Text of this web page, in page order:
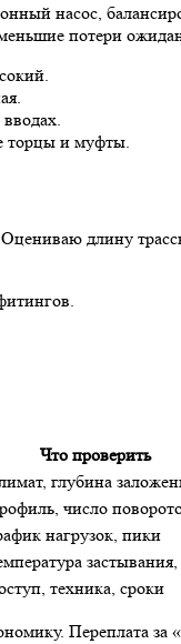
насос,
потери
торцы и муфты.
длину
Что проверить
глубина
число
нагрузок, пики
техника, сроки
Переплата